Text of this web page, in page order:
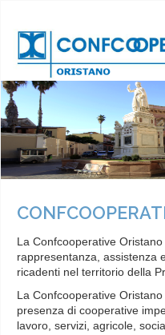
La Confcooperative
rappresentanza, assistenza
ricadenti nel territorio della
La Confcooperative
presenza di cooperative
lavoro, servizi, agricole,